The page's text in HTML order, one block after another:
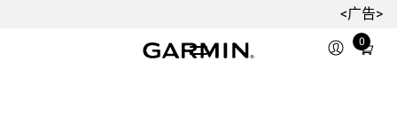
<广告>
0
Total